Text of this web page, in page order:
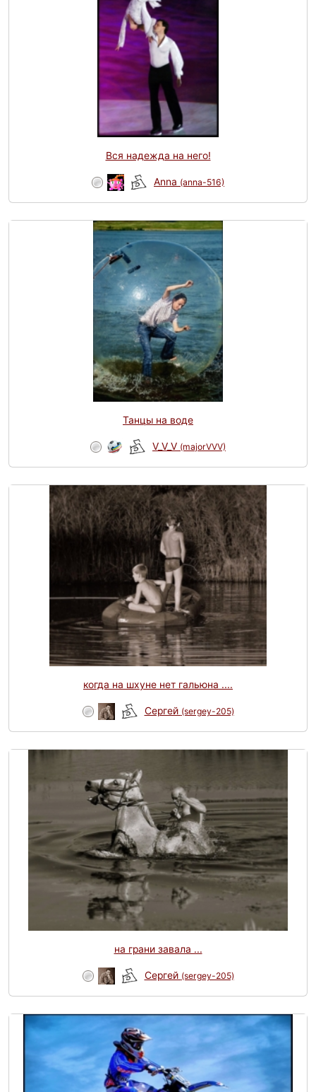
Вся надежда на него!
Anna (anna-516)
Танцы на воде
V_V_V (majorVVV)
когда на шхуне нет гальюна ....
Сергей (sergey-205)
на грани завала ...
Сергей (sergey-205)